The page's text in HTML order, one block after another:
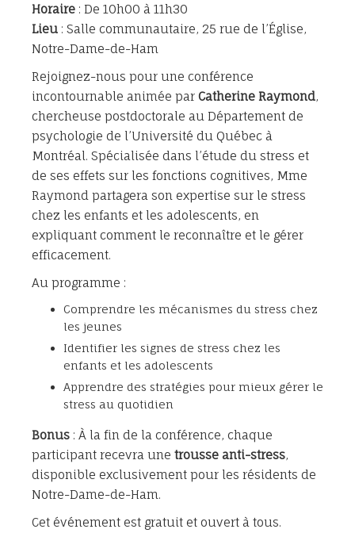
Horaire : De 10h00 à 11h30
Lieu : Salle communautaire, 25 rue de l’Église,
Notre-Dame-de-Ham
Rejoignez-nous pour une conférence
incontournable animée par Catherine Raymond,
chercheuse postdoctorale au Département de
psychologie de l’Université du Québec à
Montréal. Spécialisée dans l’étude du stress et
de ses effets sur les fonctions cognitives, Mme
Raymond partagera son expertise sur le stress
chez les enfants et les adolescents, en
expliquant comment le reconnaître et le gérer
efficacement.
Au programme :
Comprendre les mécanismes du stress chez
les jeunes
Identifier les signes de stress chez les
enfants et les adolescents
Apprendre des stratégies pour mieux gérer le
stress au quotidien
Bonus : À la fin de la conférence, chaque
participant recevra une trousse anti-stress,
disponible exclusivement pour les résidents de
Notre-Dame-de-Ham.
Cet événement est gratuit et ouvert à tous.